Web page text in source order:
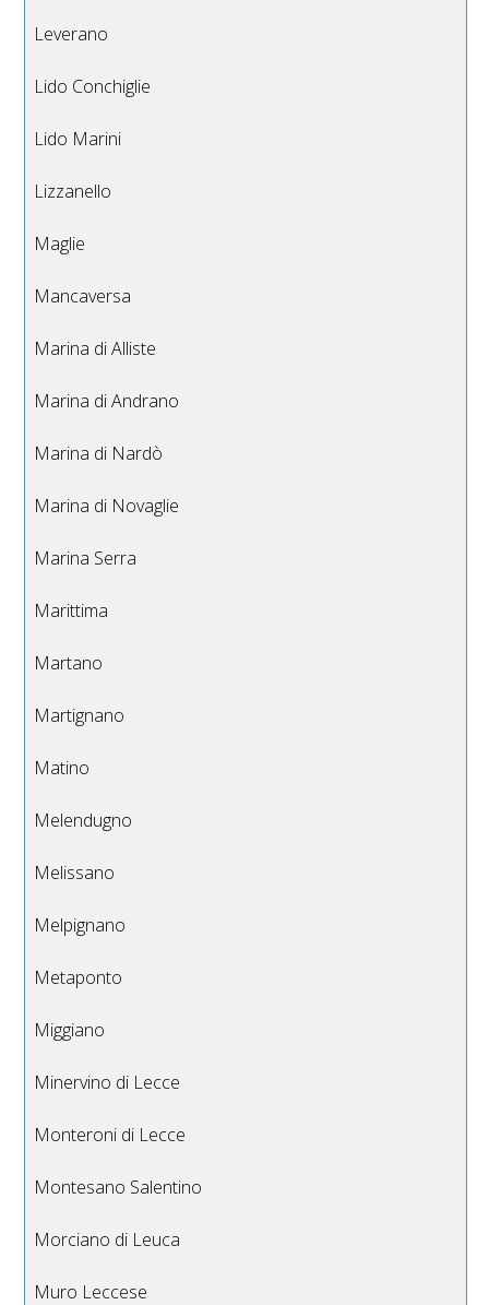
Leverano
Lido Conchiglie
Lido Marini
Lizzanello
Maglie
Mancaversa
Marina di Alliste
Marina di Andrano
Marina di Nardò
Marina di Novaglie
Marina Serra
Marittima
Martano
Martignano
Matino
Melendugno
Melissano
Melpignano
Metaponto
Miggiano
Minervino di Lecce
Monteroni di Lecce
Montesano Salentino
Morciano di Leuca
Muro Leccese